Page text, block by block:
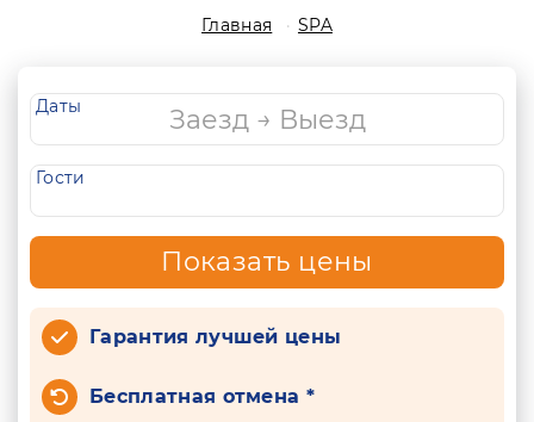
Главная SPA
Даты
Гости
Показать цены
Гарантия лучшей цены
Бесплатная отмена *